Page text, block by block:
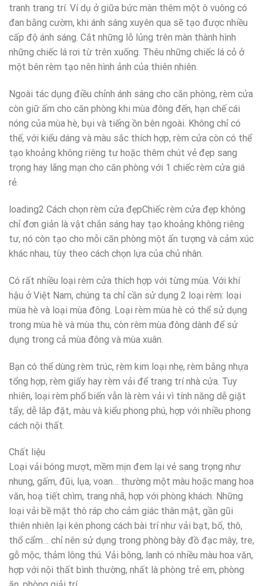
tranh trang trí. Ví dụ ở giữa bức màn thêm một ô vuông có
đan bằng cườm, khi ánh sáng xuyên qua sẽ tạo được nhiều
cấp độ ánh sáng. Cắt những lỗ lủng trên màn thành hình
những chiếc lá rơi từ trên xuống. Thêu những chiếc lá cỏ ở
một bên rèm tạo nên hình ảnh của thiên nhiên.
Ngoài tác dụng điều chỉnh ánh sáng cho căn phòng, rèm cửa
còn giữ ấm cho căn phòng khi mùa đông đến, hạn chế cái
nóng của mùa hè, bụi và tiếng ồn bên ngoài. Không chỉ có
thế, với kiểu dáng và màu sắc thích hợp, rèm cửa còn có thể
tạo khoảng không riêng tư hoặc thêm chút vẻ đẹp sang
trọng hay lãng mạn cho căn phòng với 1 chiếc rèm cửa giá
rẻ.
loading2 Cách chọn rèm cửa đẹpChiếc rèm cửa đẹp không
chỉ đơn giản là vật chắn sáng hay tạo khoảng không riêng
tư, nó còn tạo cho mỗi căn phòng một ấn tượng và cảm xúc
khác nhau, tùy theo cách chọn lựa của chủ nhân.
Có rất nhiều loại rèm cửa thích hợp với từng mùa. Với khí
hậu ở Việt Nam, chúng ta chỉ cần sử dụng 2 loại rèm: loại
mùa hè và loại mùa đông. Loại rèm mùa hè có thể sử dụng
trong mùa hè và mùa thu, còn rèm mùa đông dành để sử
dụng trong cả mùa đông và mùa xuân.
Bạn có thể dùng rèm trúc, rèm kim loại nhẹ, rèm bằng nhựa
tổng hợp, rèm giấy hay rèm vải để trang trí nhà cửa. Tuy
nhiên, loại rèm phổ biến vẫn là rèm vải vì tính năng dễ giặt
tẩy, dễ lắp đặt, màu và kiểu phong phú, hợp với nhiều phong
cách nội thất.
Chất liệu
Loại vải bóng mượt, mềm mịn đem lại vẻ sang trọng như
nhung, gấm, đũi, lụa, voan… thường một màu hoặc mang hoa
văn, hoạ tiết chìm, trang nhã, hợp với phòng khách. Những
loại vải bề mặt thô ráp cho cảm giác thân mật, gần gũi
thiên nhiên lại kén phong cách bài trí như vải bạt, bố, thô,
thổ cẩm… chỉ nên sử dụng trong phòng bày đồ đạc mây, tre,
gỗ mộc, thảm lông thú. Vải bông, lanh có nhiều màu hoa văn,
hợp với nội thất bình thường, nhất là phòng trẻ em, phòng